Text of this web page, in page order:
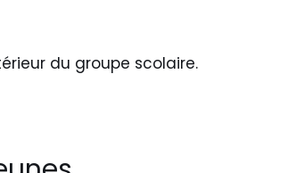
du groupe scolaire.